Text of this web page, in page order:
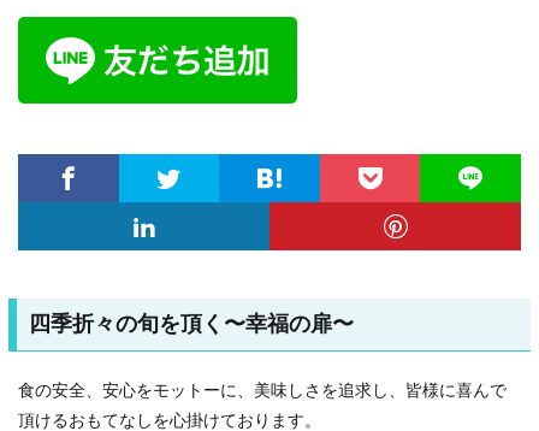
四季折々の旬を頂く〜幸福の扉〜
食の安全、安心をモットーに、美味しさを追求し、皆様に喜んで
頂けるおもてなしを心掛けております。